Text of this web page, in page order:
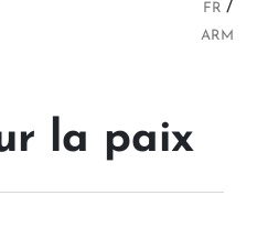
FR
ARM
la paix